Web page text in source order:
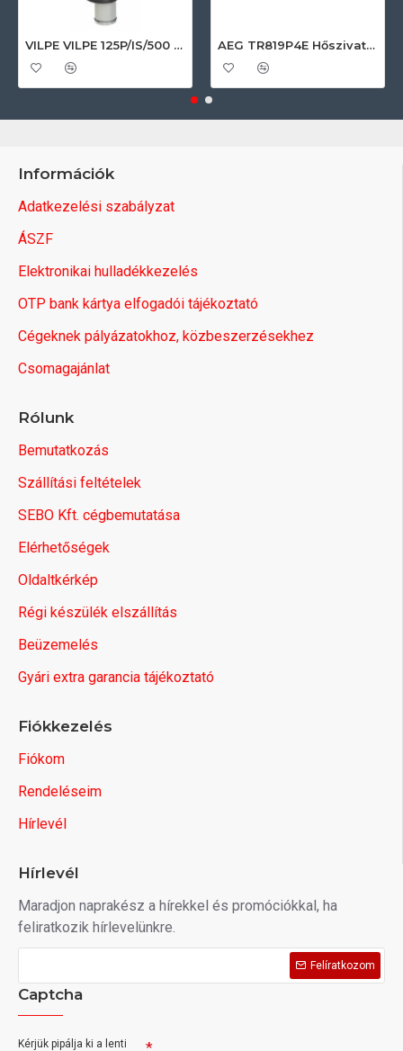
VILPE VILPE 125P/IS/500 FLOW tetőszellőző, fekete Szellőztető ventilátor tartozékok AEG TR819P4E Hőszivattyús szárítógép
Információk
Adatkezelési szabályzat
ÁSZF
Elektronikai hulladékkezelés
OTP bank kártya elfogadói tájékoztató
Cégeknek pályázatokhoz, közbeszerzésekhez
Csomagajánlat
Rólunk
Bemutatkozás
Szállítási feltételek
SEBO Kft. cégbemutatása
Elérhetőségek
Oldaltkérkép
Régi készülék elszállítás
Beüzemelés
Gyári extra garancia tájékoztató
Fiókkezelés
Fiókom
Rendeléseim
Hírlevél
Hírlevél
Maradjon naprakész a hírekkel és promóciókkal, ha
feliratkozik hírlevelünkre.
Felíratkozom
Captcha
Kérjük pipálja ki a lenti